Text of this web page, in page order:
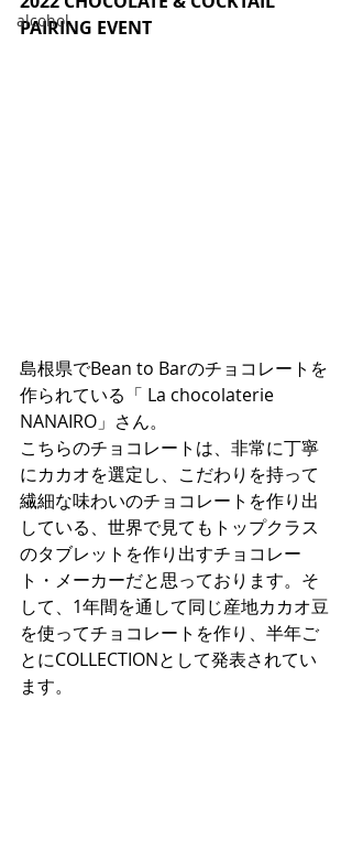
alcohol
PAIRING EVENT
島根県でBean to Barのチョコレートを
作られている「 La chocolaterie
NANAIRO」さん。
こちらのチョコレートは、非常に丁寧
にカカオを選定し、こだわりを持って
繊細な味わいのチョコレートを作り出
している、世界で見てもトップクラス
のタブレットを作り出すチョコレー
ト・メーカーだと思っております。そ
して、1年間を通して同じ産地カカオ豆
を使ってチョコレートを作り、半年ご
とにCOLLECTIONとして発表されてい
ます。